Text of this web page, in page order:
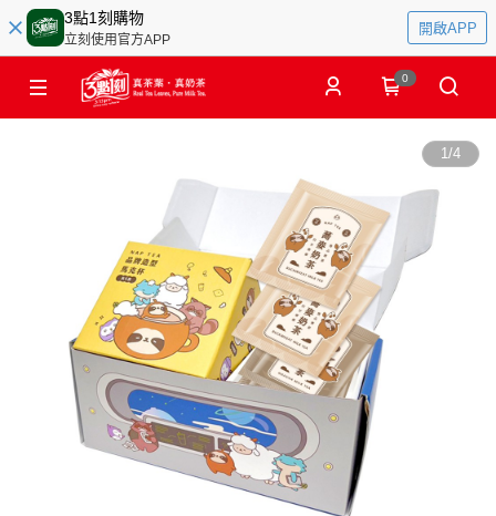
3點1刻購物
立刻使用官方APP
開啟APP
0
1/4